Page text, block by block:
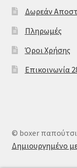
Δωρεάν
Πληρωμές
Όροι Χρήσης
Επικοινωνία
© boxer
Δημιουργημένο